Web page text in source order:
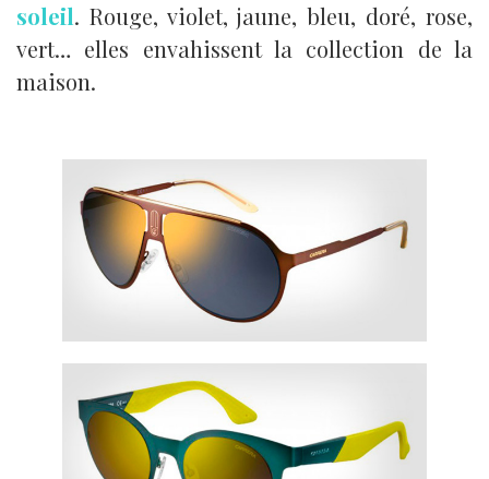
soleil. Rouge, violet, jaune, bleu, doré, rose,
vert… elles envahissent la collection de la
maison.